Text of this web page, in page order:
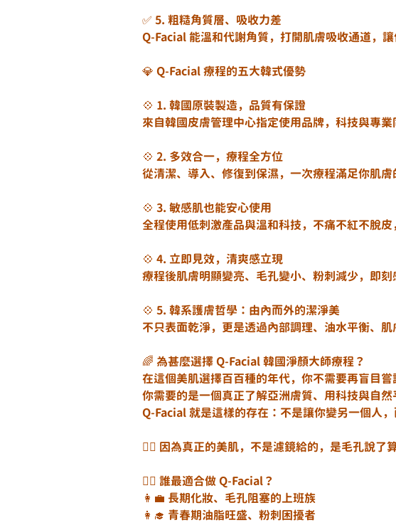
✅ 5. 粗糙角質層、吸收力差
Q-Facial 能溫和代謝角質，打開肌膚吸收通道，讓
💎 Q-Facial 療程的五大韓式優勢
💠 1. 韓國原裝製造，品質有保證
來自韓國皮膚管理中心指定使用品牌，科技與專業
💠 2. 多效合一，療程全方位
從清潔、導入、修復到保濕，一次療程滿足你肌膚
💠 3. 敏感肌也能安心使用
全程使用低刺激產品與溫和科技，不痛不紅不脫皮
💠 4. 立即見效，清爽感立現
療程後肌膚明顯變亮、毛孔變小、粉刺減少，即刻
💠 5. 韓系護膚哲學：由內而外的潔淨美
不只表面乾淨，更是透過內部調理、油水平衡、肌
🌈 為甚麼選擇 Q-Facial 韓國淨顏大師療程？
在這個美肌選擇百百種的年代，你不需要再盲目嘗
你需要的是一個真正了解亞洲膚質、用科技與自然
Q-Facial 就是這樣的存在：不是讓你變另一個人
💁‍♀ 因為真正的美肌，不是濾鏡給的，是毛孔說了算
👩‍⚕ 誰最適合做 Q-Facial？
👩‍💼 長期化妝、毛孔阻塞的上班族
👩‍🎓 青春期油脂旺盛、粉刺困擾者